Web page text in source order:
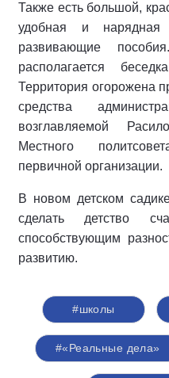
Также есть большой,
удобная и нарядная
развивающие
располагается
Территория огорожена
средства
возглавляемой
Местного
первичной организации.
В новом детском
сделать детство
способствующим
развитию.
#школы
#«Реальные дела»